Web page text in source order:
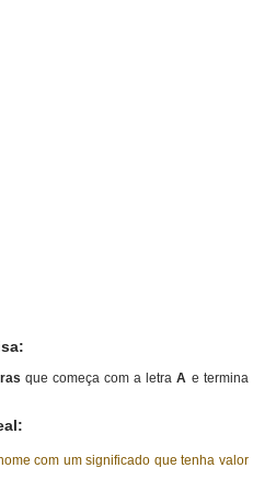
que começa com a letraA e termina
com um significado que tenha valor